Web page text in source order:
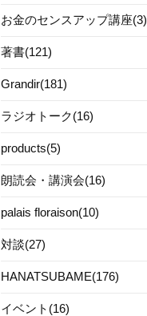
お金のセンスアップ講座(3)
著書(121)
Grandir(181)
ラジオトーク(16)
products(5)
朗読会・講演会(16)
palais floraison(10)
対談(27)
HANATSUBAME(176)
イベント(16)